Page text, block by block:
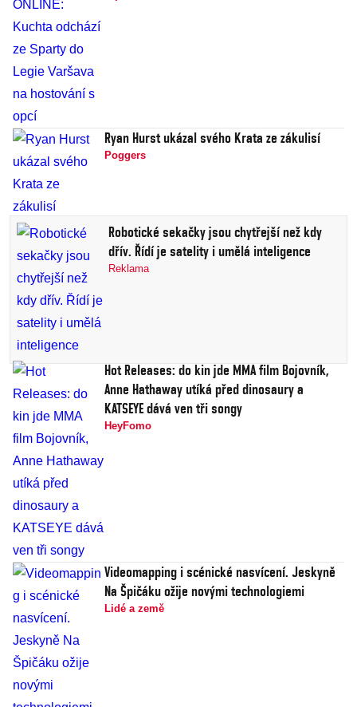
Ryan Hurst ukázal svého Krata ze zákulisí
Poggers
Robotické sekačky jsou chytřejší než kdy
dřív. Řídí je satelity i umělá inteligence
Reklama
Hot Releases: do kin jde MMA film Bojovník,
Anne Hathaway utíká před dinosaury a
KATSEYE dává ven tři songy
HeyFomo
Videomapping i scénické nasvícení. Jeskyně
Na Špičáku ožije novými technologiemi
Lidé a země